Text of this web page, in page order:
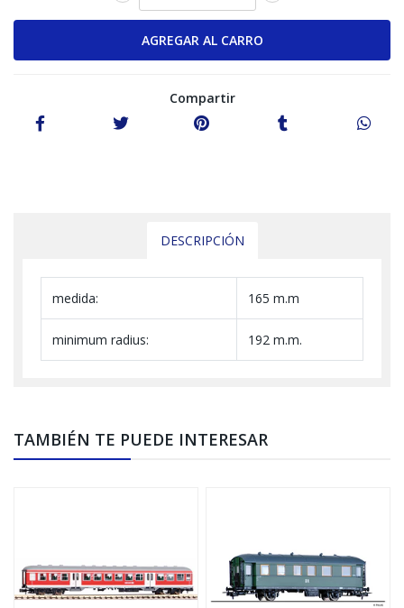
Compartir
DESCRIPCIÓN
medida: 165 m.m
minimum radius: 192 m.m.
TAMBIÉN TE PUEDE INTERESAR